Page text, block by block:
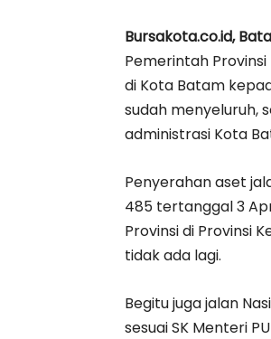
Bursakota.co.id,
Pemerintah
di Kota Batam
sudah menyeluruh,
administrasi Kota
Penyerahan aset
485 tertanggal 3
Provinsi di Provinsi
tidak ada lagi.
Begitu juga jalan
sesuai SK Menteri